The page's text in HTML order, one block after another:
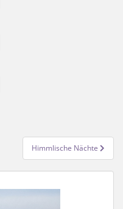
Himmlische Nächte